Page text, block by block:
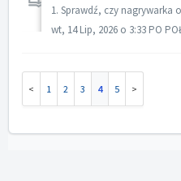
wt, 14 Lip, 2026 o 3:33 PO
1 2 3 4 5